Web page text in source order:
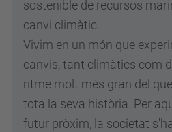
sostenible de recursos
canvi climàtic.
Vivim en un món que
canvis, tant climàtics com
ritme molt més gran del
tota la seva història. Per
futur pròxim, la societat